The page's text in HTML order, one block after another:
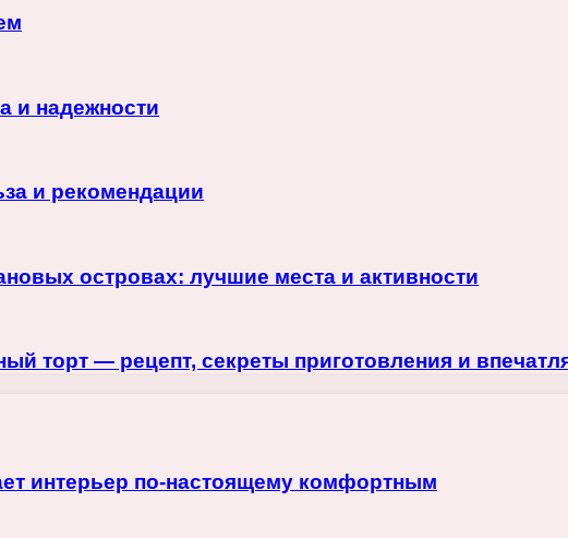
и надежности
и рекомендации
островах: лучшие места и активности
торт — рецепт, секреты приготовления и
интерьер по-настоящему комфортным